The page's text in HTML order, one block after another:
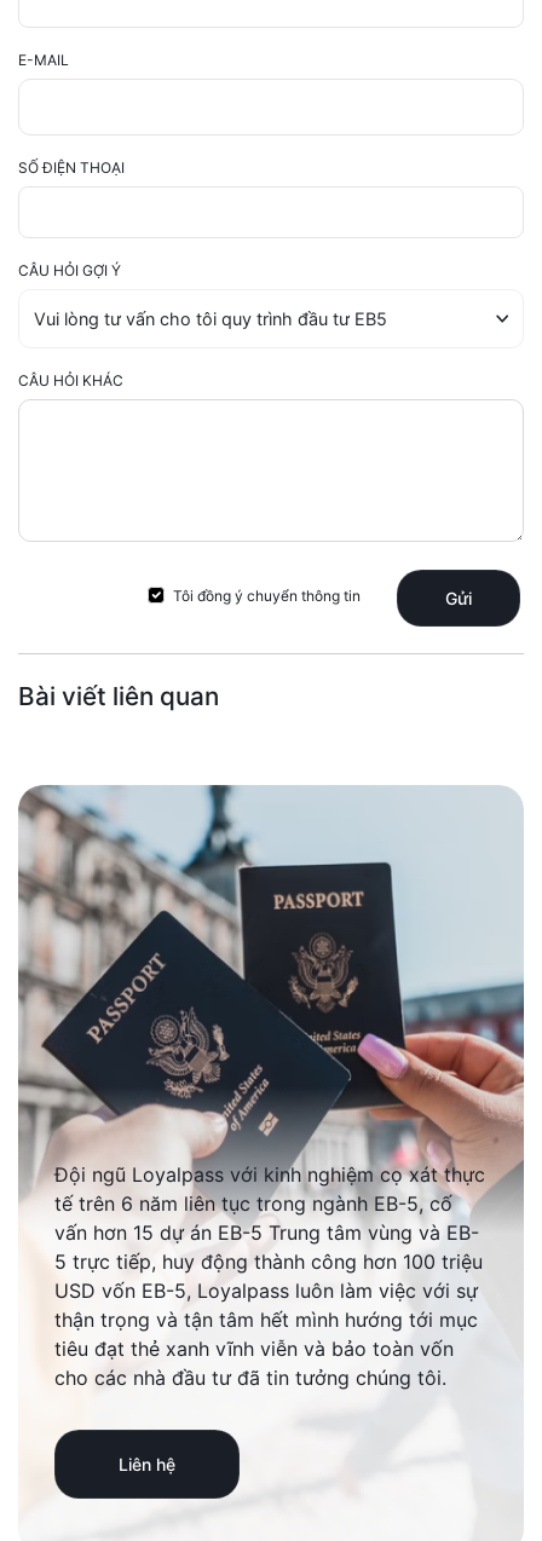
E-MAIL
SỐ ĐIỆN THOẠI
CÂU HỎI GỢI Ý
CÂU HỎI KHÁC
Tôi đồng ý chuyển thông tin Gửi
Bài viết liên quan
Đội ngũ Loyalpass với kinh nghiệm cọ xát thực
tế trên 6 năm liên tục trong ngành EB-5, cố
vấn hơn 15 dự án EB-5 Trung tâm vùng và EB-
5 trực tiếp, huy động thành công hơn 100 triệu
USD vốn EB-5, Loyalpass luôn làm việc với sự
thận trọng và tận tâm hết mình hướng tới mục
tiêu đạt thẻ xanh vĩnh viễn và bảo toàn vốn
cho các nhà đầu tư đã tin tưởng chúng tôi.
Liên hệ